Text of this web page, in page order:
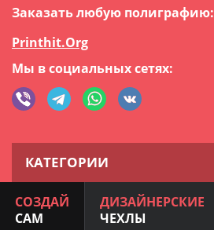
Заказать любую полиграфию:
Printhit.Org
Мы в социальных сетях:
КАТЕГОРИИ
СОЗДАЙ
САМ
ДИЗАЙНЕРСКИЕ
ЧЕХЛЫ